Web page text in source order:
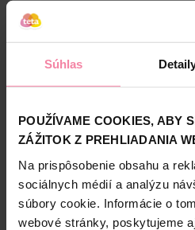
Súhlas
POUŽÍVAME COOKIES, ABY
ZÁŽITOK Z PREHLIADANIA
Na prispôsobenie obsahu a
sociálnych médií a analýzu
súbory cookie. Informácie o
webové stránky, poskytujeme
Alternatívne
NAŠA ZNAČKA